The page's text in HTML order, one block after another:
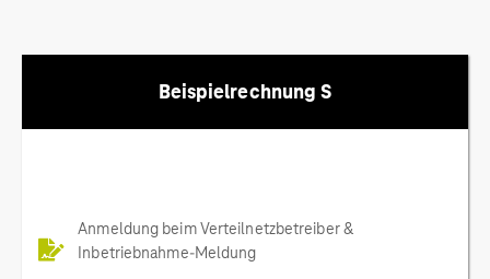
Beispielrechnung S
Anmeldung beim Verteilnetzbetreiber &
Inbetriebnahme-Meldung